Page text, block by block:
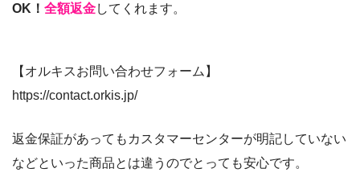
OK！ 全額返金してくれます。
【オルキスお問い合わせフォーム】
https://contact.orkis.jp/
返金保証があってもカスタマーセンターが明記していない
などといった商品とは違うのでとっても安心です。